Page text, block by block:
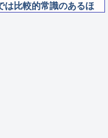
は比較的常識のあるほ